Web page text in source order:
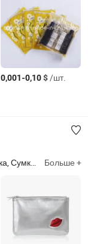
0,001-0,10$/шт.
Школьная сумка, Косметичка, Дорожная сумка, Сумка-тоут Больше +